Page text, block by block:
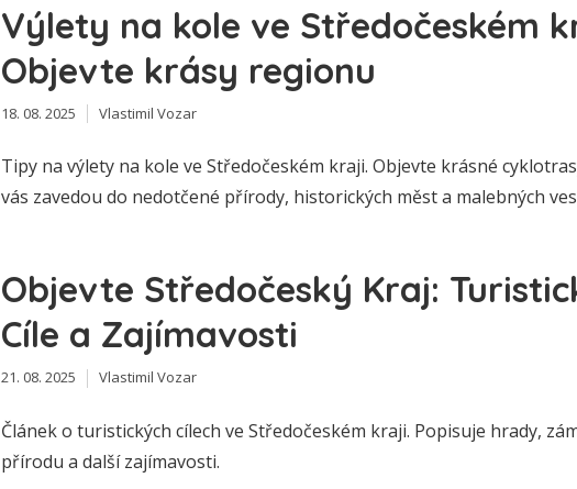
Výlety na kole ve Středočeském
Objevte krásy regionu
18. 08. 2025 Vlastimil Vozar
Tipy na výlety na kole ve Středočeském kraji. Objevte krásné
vás zavedou do nedotčené přírody, historických měst a malebných
Objevte Středočeský Kraj:
Cíle a Zajímavosti
21. 08. 2025 Vlastimil Vozar
Článek o turistických cílech ve Středočeském kraji. Popisuje hrady,
přírodu a další zajímavosti.